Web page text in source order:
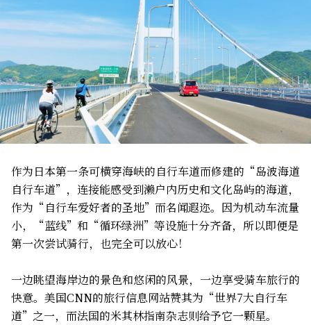
作为日本第一条可横穿海峡的自行车道而修建的“岛波海道
自行车道”，连接能感受到濑户内历史和文化岛屿的海道，
作为“自行车爱好者的圣地”而名闻遐迩。因为机动车流量
小，“蓝线”和“循环绿洲”等设施十分齐备，所以即便是
第一次尝试骑行，也完全可以放心！
一边眺望海岸边的景色和悠闲的风景，一边享受骑车旅行的
快意。美国CNN的旅行信息网站赞其为“世界7大自行车
道”之一，而法国的米其林指南杂志则给予它一颗星。